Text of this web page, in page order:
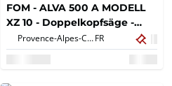
FOM - ALVA 500 A MODELL
XZ 10 - Doppelkopfsäge -
2000
Provence-Alpes-Côte d'Azur,FR